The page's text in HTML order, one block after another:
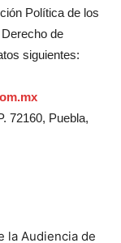
Política de los
de
siguientes:
72160, Puebla,
la Audiencia de